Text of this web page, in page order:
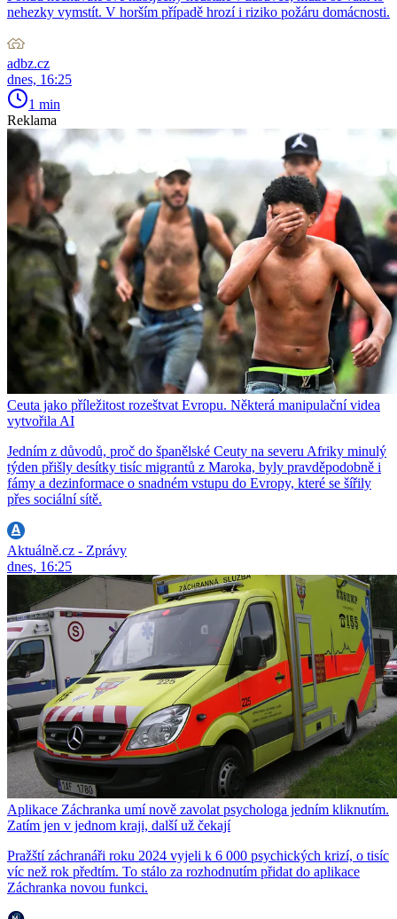
nehezky vymstít. V horším případě hrozí i riziko požáru domácnosti.
adbz.cz
dnes, 16:25
1 min
Reklama
Ceuta jako příležitost rozeštvat Evropu. Některá manipulační videa
vytvořila AI
Jedním z důvodů, proč do španělské Ceuty na severu Afriky minulý
týden přišly desítky tisíc migrantů z Maroka, byly pravděpodobně i
fámy a dezinformace o snadném vstupu do Evropy, které se šířily
přes sociální sítě.
Aktuálně.cz - Zprávy
dnes, 16:25
Aplikace Záchranka umí nově zavolat psychologa jedním kliknutím.
Zatím jen v jednom kraji, další už čekají
Pražští záchranáři roku 2024 vyjeli k 6 000 psychických krizí, o tisíc
víc než rok předtím. To stálo za rozhodnutím přidat do aplikace
Záchranka novou funkci.